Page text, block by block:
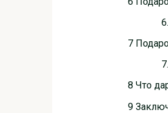
7
8 Что
9